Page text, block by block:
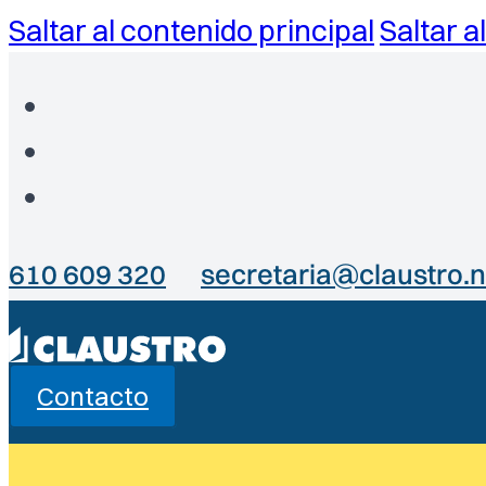
Saltar al contenido principalSaltar
610 609 320
Contacto